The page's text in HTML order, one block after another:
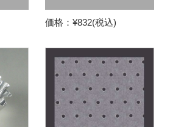
価格：¥832(税込)